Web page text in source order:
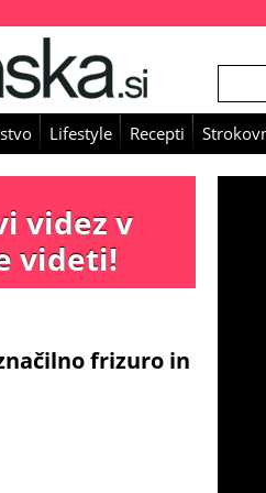
Lifestyle Recepti
videz v
videti!
frizuro in